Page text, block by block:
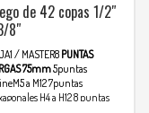
de 42 copas 1/2″
8″
/ MASTER8 PUNTAS
75mm5puntas
a M127puntas
H4 a H128 puntas